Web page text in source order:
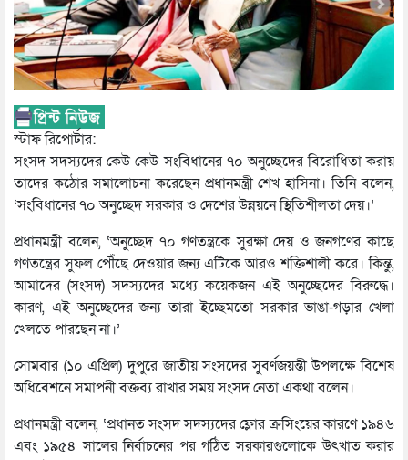
স্টাফ রিপোর্টার:
সংসদ সদস্যদের কেউ কেউ সংবিধানের ৭০ অনুচ্ছেদের বিরোধিতা করায়
তাদের কঠোর সমালোচনা করেছেন প্রধানমন্ত্রী শেখ হাসিনা। তিনি বলেন,
‘সংবিধানের ৭০ অনুচ্ছেদ সরকার ও দেশের উন্নয়নে স্থিতিশীলতা দেয়।’
প্রধানমন্ত্রী বলেন, ‘অনুচ্ছেদ ৭০ গণতন্ত্রকে সুরক্ষা দেয় ও জনগণের কাছে
গণতন্ত্রের সুফল পৌঁছে দেওয়ার জন্য এটিকে আরও শক্তিশালী করে। কিন্তু,
আমাদের (সংসদ) সদস্যদের মধ্যে কয়েকজন এই অনুচ্ছেদের বিরুদ্ধে।
কারণ, এই অনুচ্ছেদের জন্য তারা ইচ্ছেমতো সরকার ভাঙা-গড়ার খেলা
খেলতে পারছেন না।’
সোমবার (১০ এপ্রিল) দুপুরে জাতীয় সংসদের সুবর্ণজয়ন্তী উপলক্ষে বিশেষ
অধিবেশনে সমাপনী বক্তব্য রাখার সময় সংসদ নেতা একথা বলেন।
প্রধানমন্ত্রী বলেন, ‌‌‘প্রধানত সংসদ সদস্যদের ফ্লোর ক্রসিংয়ের কারণে ১৯৪৬
এবং ১৯৫৪ সালের নির্বাচনের পর গঠিত সরকারগুলোকে উৎখাত করার